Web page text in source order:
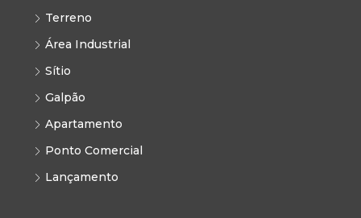
Terreno
Área Industrial
Sítio
Galpão
Apartamento
Ponto Comercial
Lançamento